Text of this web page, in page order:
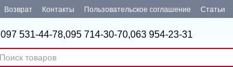
Возврат Контакты Пользовательское соглашение Статьи
097 531-44-78,095 714-30-70,063 954-23-31